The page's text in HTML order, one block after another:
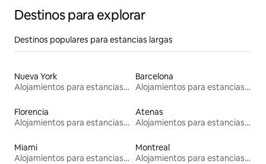
Destinos para explorar
Destinos populares para estancias largas
Nueva York
Alojamientos para estancias largas
Barcelona
Alojamientos para estancias largas
Florencia
Alojamientos para estancias largas
Atenas
Alojamientos para estancias largas
Miami
Alojamientos para estancias largas
Montreal
Alojamientos para estancias largas